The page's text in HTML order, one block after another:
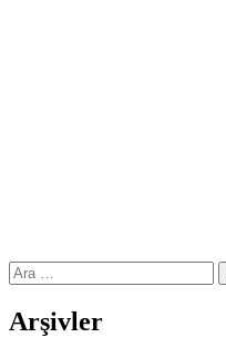
Arama:
Arşivler